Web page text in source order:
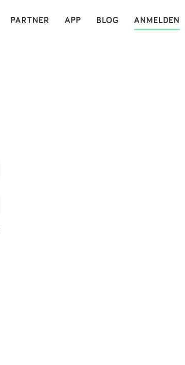
ANMELDEN
BLOG
APP
PARTNER ×